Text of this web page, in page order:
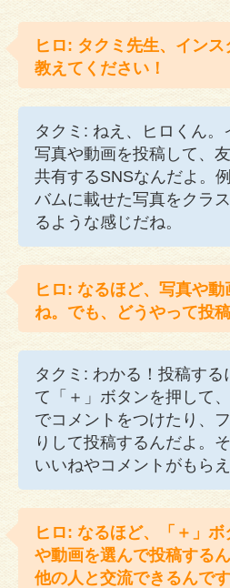
ヒロ: タクミ先生、イン
教えてください！
タクミ: ねえ、ヒロくん。
写真や動画を投稿して、
共有するSNSなんだよ。
バムに載せた写真をクラ
るような感じだね。
ヒロ: なるほど、写真や
ね。でも、どうやって投
タクミ: わかる！投稿す
て「＋」ボタンを押して
でコメントをつけたり、
りして投稿するんだよ。
いいねやコメントがもらえ
ヒロ: なるほど、「＋」
や動画を選んで投稿する
他の人と交流できるんです